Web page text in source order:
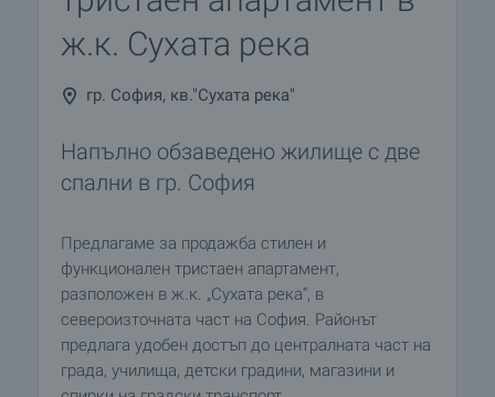
ж.к. Сухата река
гр. София, кв."Сухата река"
Напълно обзаведено жилище с две
спални в гр. София
Предлагаме за продажба стилен и
функционален тристаен апартамент,
разположен в ж.к. „Сухата река“, в
североизточната част на София. Районът
предлага удобен достъп до централната част на
града, училища, детски градини, магазини и